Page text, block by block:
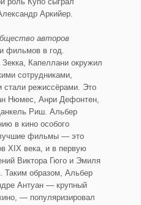
Аркийер.
авторов
фильмов в год.
Капеллани окружил
сотрудниками,
стали режиссёрами. Это
Нюмес, Анри Дефонтен,
Риш. Альбер
в кино особого
лучшие фильмы — это
XIX века, и в первую
Виктора Гюго и Эмиля
Таким образом, Альбер
Антуан — крупный
— популяризировал